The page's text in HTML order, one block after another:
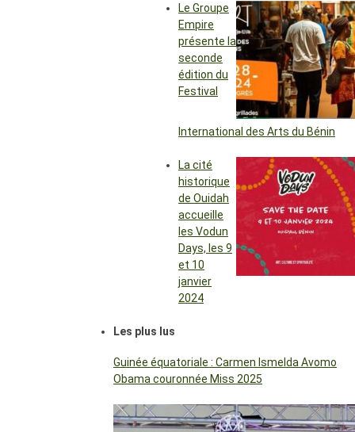
Le Groupe
Empire
présente la
seconde
édition du
Festival
International des Arts du Bénin
La cité
historique
de Ouidah
accueille
les Vodun
Days, les 9
et 10
janvier
2024
Les plus lus
Guinée équatoriale : Carmen Ismelda Avomo
Obama couronnée Miss 2025